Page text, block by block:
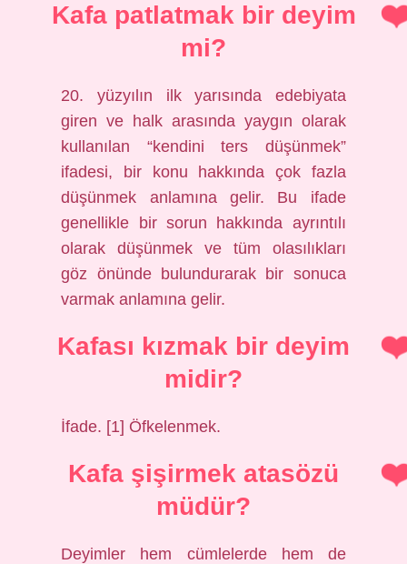
Kafa patlatmak bir deyim
mi?
20. yüzyılın ilk yarısında edebiyata
giren ve halk arasında yaygın olarak
kullanılan “kendini ters düşünmek”
ifadesi, bir konu hakkında çok fazla
düşünmek anlamına gelir. Bu ifade
genellikle bir sorun hakkında ayrıntılı
olarak düşünmek ve tüm olasılıkları
göz önünde bulundurarak bir sonuca
varmak anlamına gelir.
Kafası kızmak bir deyim
midir?
İfade. [1] Öfkelenmek.
Kafa şişirmek atasözü
müdür?
Deyimler hem cümlelerde hem de